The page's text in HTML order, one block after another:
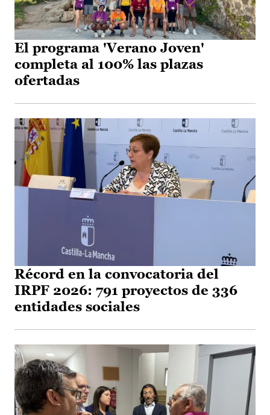
El programa 'Verano Joven'
completa al 100% las plazas
ofertadas
Récord en la convocatoria del
IRPF 2026: 791 proyectos de 336
entidades sociales